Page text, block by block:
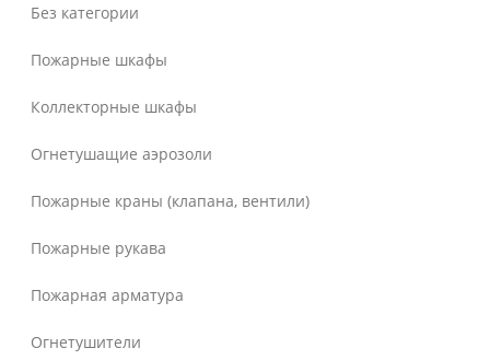
Без категории
Пожарные шкафы
Коллекторные шкафы
Огнетушащие аэрозоли
Пожарные краны (клапана, вентили)
Пожарные рукава
Пожарная арматура
Огнетушители